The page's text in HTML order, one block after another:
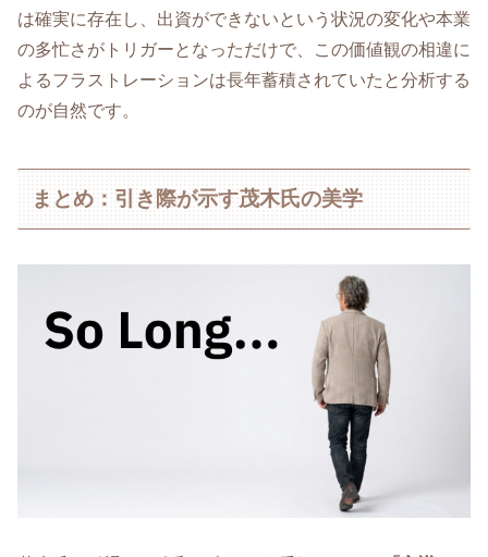
は確実に存在し、出資ができないという状況の変化や本業
の多忙さがトリガーとなっただけで、この価値観の相違に
よるフラストレーションは長年蓄積されていたと分析する
のが自然です。
まとめ：引き際が示す茂木氏の美学